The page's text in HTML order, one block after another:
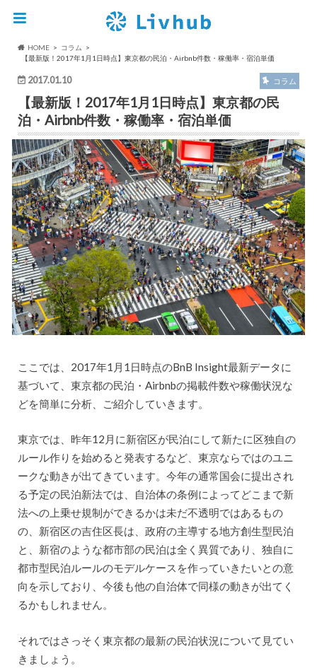
HOME
コラム
【最新版！2017年1月1日時点】東京都の民泊・Airbnb件数・稼働率・宿泊単価
2017.01.10 コラム
【最新版！2017年1月1日時点】東京都の民
泊・Airbnb件数・稼働率・宿泊単価
ここでは、2017年1月1日時点のBnB Insight最新データに
基づいて、東京都の民泊・Airbnbの掲載件数や稼働状況な
どを簡単に分析、ご紹介していきます。
東京では、昨年12月に新宿区が民泊にして新たに区独自の
ルール作りを始めると発表するなど、東京ならではのユニ
ークな動きが出てきています。今年の通常国会に提出され
る予定の民泊新法では、自治体の条例によってどこまで新
法への上乗せ規制ができるかは未だ不透明ではあるもの
の、新宿区の吉住区長は、政府の主導する地方創生型民泊
と、新宿のような都市部の民泊は全く異質であり、独自に
都市型民泊ルールのモデルケースを作っていきたいとの意
向を示しており、今後も他の自治体で同様の動きが出てく
るかもしれません。
それではさっそく東京都の最新の民泊状況について見てい
きましょう。